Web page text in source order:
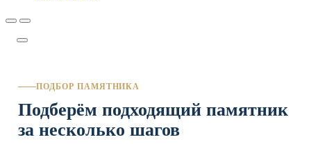
ПОДБОР ПАМЯТНИКА
Подберём подходящий памятник
за несколько шагов